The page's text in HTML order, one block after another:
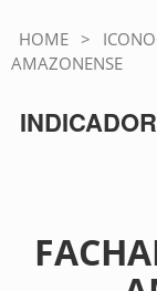
HOME >
AMAZONENSE